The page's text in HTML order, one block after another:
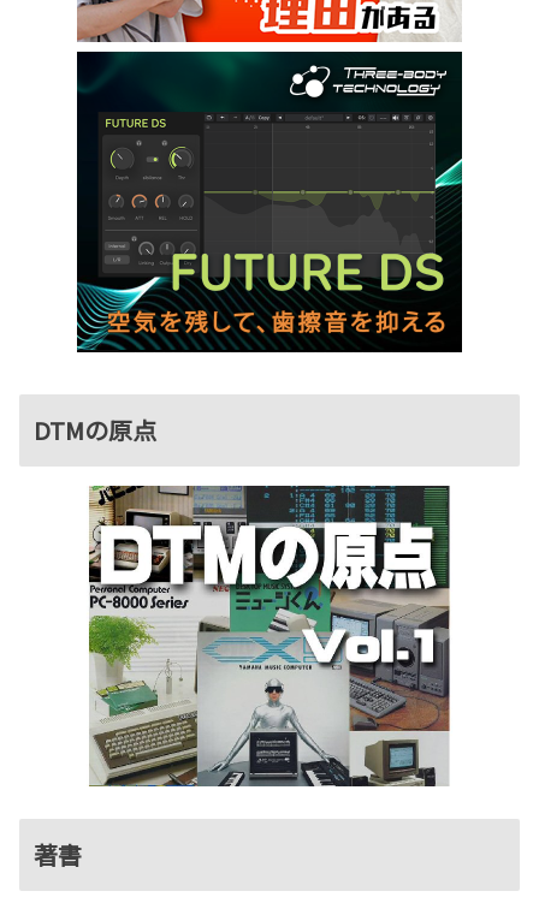
DTMの原点
著書